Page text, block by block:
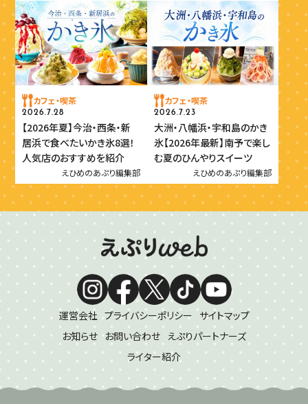
カフェ・喫茶
2026.7.28
【2026年夏】今治・西条・新
居浜で食べたいかき氷8選！
人気店のおすすめを紹介
えひめのあぷり編集部
カフェ・喫茶
2026.7.23
大洲・八幡浜・宇和島のかき
氷【2026年最新】南予で楽し
む夏のひんやりスイーツ
えひめのあぷり編集部
運営会社 プライバシーポリシー サイトマップ
お知らせ お問い合わせ えぷりパートナーズ
ライター紹介